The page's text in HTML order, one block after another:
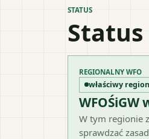
STATUS
REGIONALNY WFO
właściwy region
WFOŚiGW
W tym regionie
sprawdzać